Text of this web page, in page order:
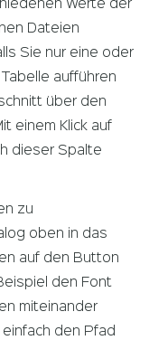
Werte der
Dateien
Sie nur eine oder
aufführen
über den
einem Klick auf
dieser Spalte
zu
oben in das
auf den Button
den Font
miteinander
den Pfad